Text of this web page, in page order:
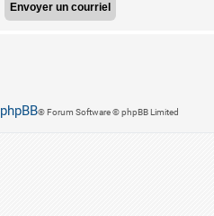
phpBB® Forum Software © phpBB Limited